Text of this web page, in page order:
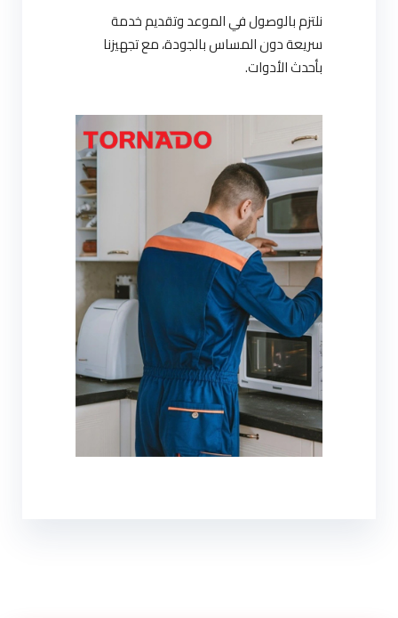
نلتزم بالوصول في الموعد وتقديم خدمة
سريعة دون المساس بالجودة، مع تجهيزنا
بأحدث الأدوات.